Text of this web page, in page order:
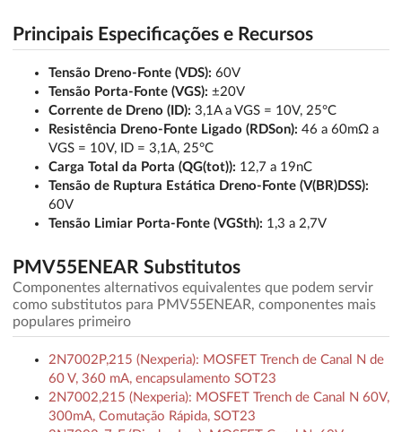
Principais Especificações e Recursos
Tensão Dreno-Fonte (VDS): 60V
Tensão Porta-Fonte (VGS): ±20V
Corrente de Dreno (ID): 3,1A a VGS = 10V, 25°C
Resistência Dreno-Fonte Ligado (RDSon): 46 a 60mΩ a
VGS = 10V, ID = 3,1A, 25°C
Carga Total da Porta (QG(tot)): 12,7 a 19nC
Tensão de Ruptura Estática Dreno-Fonte (V(BR)DSS):
60V
Tensão Limiar Porta-Fonte (VGSth): 1,3 a 2,7V
PMV55ENEAR Substitutos
Componentes alternativos equivalentes que podem servir
como substitutos para PMV55ENEAR, componentes mais
populares primeiro
2N7002P,215 (Nexperia): MOSFET Trench de Canal N de
60 V, 360 mA, encapsulamento SOT23
2N7002,215 (Nexperia): MOSFET Trench de Canal N 60V,
300mA, Comutação Rápida, SOT23